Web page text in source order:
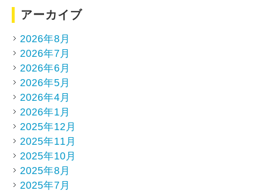
アーカイブ
2026年8月
2026年7月
2026年6月
2026年5月
2026年4月
2026年1月
2025年12月
2025年11月
2025年10月
2025年8月
2025年7月